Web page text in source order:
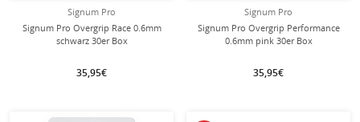
Signum Pro
Signum Pro Overgrip Race 0.6mm
schwarz 30er Box
35,95€
Signum Pro
Signum Pro Overgrip Performance
0.6mm pink 30er Box
35,95€